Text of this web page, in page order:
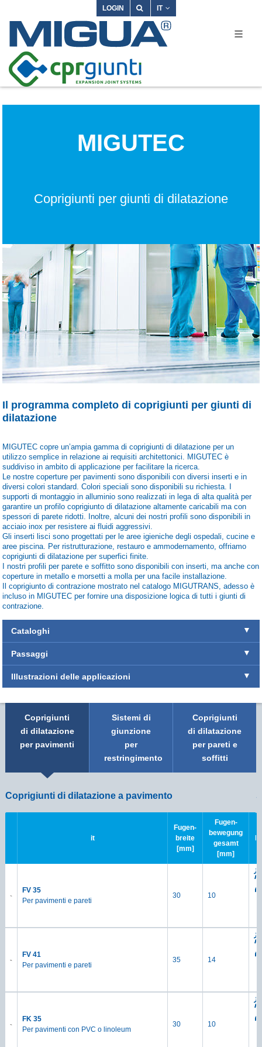
LOGIN IT
MIGUTEC
Coprigiunti per giunti di dilatazione
Il programma completo di coprigiunti per giunti di
dilatazione
MIGUTEC copre un’ampia gamma di coprigiunti di dilatazione per un
utilizzo semplice in relazione ai requisiti architettonici. MIGUTEC è
suddiviso in ambito di applicazione per facilitare la ricerca.
Le nostre coperture per pavimenti sono disponibili con diversi inserti e in
diversi colori standard. Colori speciali sono disponibili su richiesta. I
supporti di montaggio in alluminio sono realizzati in lega di alta qualità per
garantire un profilo coprigiunto di dilatazione altamente caricabili ma con
spessori di parete ridotti. Inoltre, alcuni dei nostri profili sono disponibili in
acciaio inox per resistere ai fluidi aggressivi.
Gli inserti lisci sono progettati per le aree igieniche degli ospedali, cucine e
aree piscina. Per ristrutturazione, restauro e ammodernamento, offriamo
coprigiunti di dilatazione per superfici finite.
I nostri profili per parete e soffitto sono disponibili con inserti, ma anche con
coperture in metallo e morsetti a molla per una facile installazione.
Il coprigiunto di contrazione mostrato nel catalogo MIGUTRANS, adesso è
incluso in MIGUTEC per fornire una disposizione logica di tutti i giunti di
contrazione.
Cataloghi
Passaggi
Illustrazioni delle applicazioni
Coprigiunti
di dilatazione
per pavimenti
Sistemi di
giunzione
per
restringimento
Coprigiunti
di dilatazione
per pareti e
soffitti
Coprigiunti di dilatazione a pavimento
it
Fugen-
breite
[mm]
Fugen-
bewegung
gesamt
[mm]
FV 35
Per pavimenti e pareti
30 10
FV 41
Per pavimenti e pareti
35 14
FK 35
Per pavimenti con PVC o linoleum
30 10